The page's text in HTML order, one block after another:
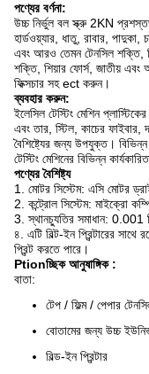
পণ্যের বর্ণনা:
উচ্চ নির্ভুল বল স্ক্রু 2KN
হার্ডওয়্যার, ধাতু, রাবার, পাদুকা,
এবং আরও তেমন টেনসিল শক্তি,
শক্তি, শিয়ার ফোর্স, জাতীয় এবং
ফিক্সচার সহ ect করুন।
ব্যবহার করুন:
ইলেসিল টেস্টিং মেশিন
এবং তার, স্টিল, কাচের ফাইবার,
বৈশিষ্ট্যের জন্য উপযুক্ত।
টেস্টিং মেশিনের বিভিন্ন
পণ্যের বৈশিষ্ট্য
1. মোটর সিস্টেম: এসি মোটর
2. কন্ট্রোল সিস্টেম: মাইক্রো
3. স্থানচ্যুতির সমাধান: 0.001
৪. এটি বিল্ট-ইন প্রিন্টারের সাথে
প্রিন্ট করতে পারে।
Ptionচ্ছিক আনুষাঙ্গিক :
বাতা:
টেপ / ফিল্ম / পেপার
বোতামের জন্য উচ্চ
বিল্ড-ইন প্রিন্টার